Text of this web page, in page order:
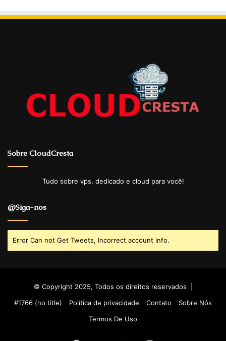
Sobre CloudCresta
Tudo sobre vps, dedicado e cloud para você!
@Siga-nos
Error Can not Get Tweets, Incorrect account info.
© Copyright 2025, Todos os direitos reservados |
#1766 (no title)
Política de privacidade Contato
Sobre Nós
Termos De Uso